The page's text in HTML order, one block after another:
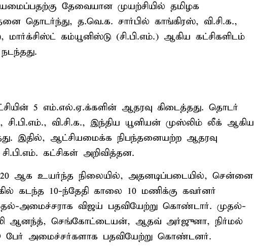
தேவையான முயற்சியில் தமிழக
தொடர்ந்து, த.வெ.க. சார்பில் காங்கிரஸ், வி.சி.க.,
மார்க்சிஸ்ட் கம்யூனிஸ்டு (சி.பி.எம்.) ஆகிய கட்சிகளிடம்
5 எம்.எல்.ஏ.க்களின் ஆதரவு கிடைத்தது. தொடர்
சி.பி.எம்., வி.சி.க., இந்திய யூனியன் முஸ்லிம் லீக் ஆகிய
இதில், ஆட்சியமைக்க நிபந்தனையற்ற ஆதரவு
கட்சிகள் அறிவித்தன.
ஆக உயர்ந்த நிலையில், அதனடிப்படையில், சென்னை
கடந்த 10-ந்தேதி காலை 10 மணிக்கு கவர்னர்
அமைச்சராக விஜய் பதவியேற்று கொண்டார். முதல்-
ஆனந்த், செங்கோட்டையன், ஆதவ் அர்ஜுனா, நிர்மல்
பேர் அமைச்சர்களாக பதவியேற்று கொண்டனர்.